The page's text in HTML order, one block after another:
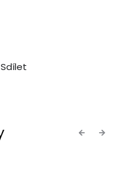
Sdílet
Previous
Next